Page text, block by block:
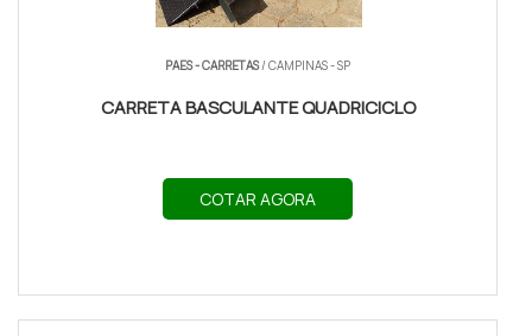
PAES - CARRETAS/ CAMPINAS - SP
CARRETA BASCULANTE QUADRICICLO
COTAR AGORA